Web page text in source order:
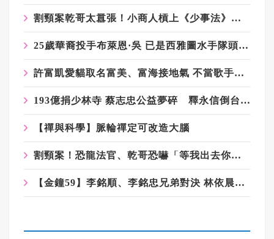
割頸案乾哥太囂張！小商人槓上《少事法》擬出招 網挺：替天行道
25歲華裔投手布萊恩·吳 已是西雅圖水手隊頭號先發
許富凱愛貓取名富美、富海接地氣 不當歌手考慮轉行做美甲
193億捐少林寺 蔡志忠公益夢碎 釋永信倒台後捐贈去向成問號
【禪與科學】脈輪禪定可改造大腦
割頸案！恐龍法官、乾哥恐嚇「等我出去你就知」掀眾怒 兇嫌爸媽被肉搜
【金鐘59】李銘順、李銘忠兄弟對決 林依晨、許瑋甯同劇入圍